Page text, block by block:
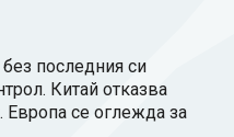
последния си
Китай отказва
Европа се оглежда за